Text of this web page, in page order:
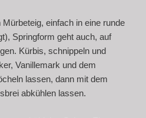
einfach in eine runde
Springform geht auch, auf
Kürbis, schnippeln und
Vanillemark und dem
lassen, dann mit dem
abkühlen lassen.